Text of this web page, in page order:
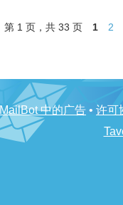
第 1 页，共 33 页 1 2
MailBot 中的广告 • 许可